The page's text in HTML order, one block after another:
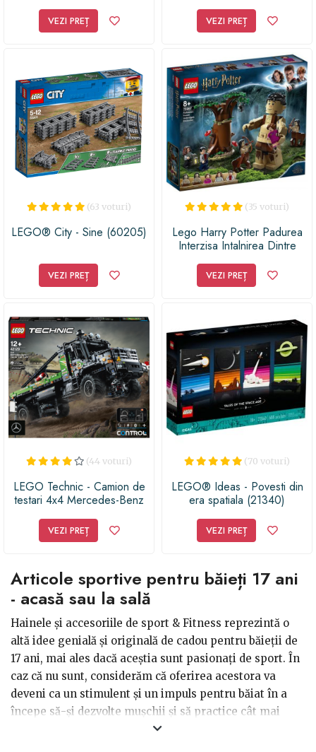
VEZI PREȚ VEZI PREȚ
(63 voturi)
LEGO® City - Sine (60205)
VEZI PREȚ
(35 voturi)
Lego Harry Potter Padurea
Interzisa Intalnirea Dintre
VEZI PREȚ
(44 voturi)
LEGO Technic - Camion de
testari 4x4 Mercedes-Benz
VEZI PREȚ
(70 voturi)
LEGO® Ideas - Povesti din
era spatiala (21340)
VEZI PREȚ
Articole sportive pentru băieți 17 ani
- acasă sau la sală
Hainele și accesoriile de sport & Fitness reprezintă o
altă idee genială și originală de cadou pentru băieții de
17 ani, mai ales dacă aceștia sunt pasionați de sport. În
caz că nu sunt, considerăm că oferirea acestora va
deveni ca un stimulent și un impuls pentru băiat în a
începe să-și dezvolte mușchii și să practice cât mai
mult sport, atât de necesar pentru sănătate și